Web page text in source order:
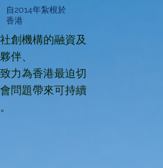
自2014年紮根於
香港
創機構的融資及
伴、
力為香港最迫切
問題帶來可持續